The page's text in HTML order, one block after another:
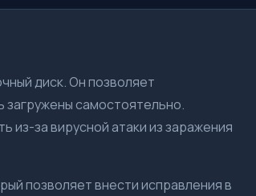
диск. Он позволяет
загружены самостоятельно.
из-за вирусной атаки из заражения
позволяет внести исправления в